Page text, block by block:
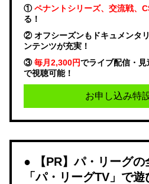
①ペナントシリーズ、交流戦、
る！
② オフシーズンもドキュメンタ
ンテンツが充実！
③毎月2,300円でライブ配信・見
で視聴可能！
お申し込み特
【PR】パ・リーグの
「パ・リーグTV」で遊